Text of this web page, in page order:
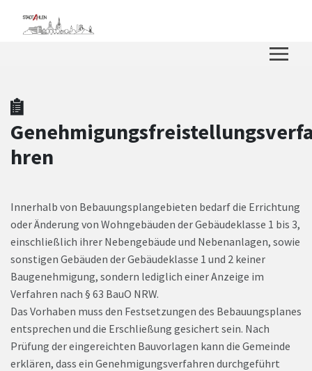
Zum Header
Zum Hauptinhalt
Zum Footer
Zum Hauptinhalt springen
hren
Innerhalb von Bebauungsplangebieten bedarf die Errichtung
oder Änderung von Wohngebäuden der Gebäudeklasse 1 bis 3,
einschließlich ihrer Nebengebäude und Nebenanlagen, sowie
sonstigen Gebäuden der Gebäudeklasse 1 und 2 keiner
Baugenehmigung, sondern lediglich einer Anzeige im
Verfahren nach § 63 BauO NRW.
Das Vorhaben muss den Festsetzungen des Bebauungsplanes
entsprechen und die Erschließung gesichert sein. Nach
Prüfung der eingereichten Bauvorlagen kann die Gemeinde
erklären, dass ein Genehmigungsverfahren durchgeführt